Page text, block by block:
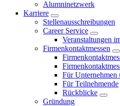
Alumninetzwerk
Karriere
Stellenausschreibungen
Career Service
Veranstaltungen
Firmenkontaktmessen
Für Unternehmen
Für Teilnehmende
Rückblicke
Gründung